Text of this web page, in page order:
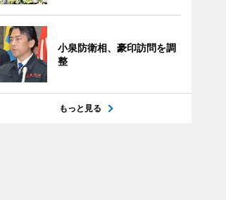
小泉防衛相、豪印訪問を調
整
もっと見る